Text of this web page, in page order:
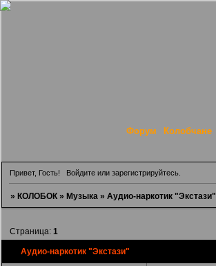
Форум Колобчане
Привет, Гость! Войдитеили зарегистрируйтесь.
»КОЛОБОК »Музыка »Аудио-наркотик "Экстази"
Аудио-наркотик "Экстази"
Страница:1